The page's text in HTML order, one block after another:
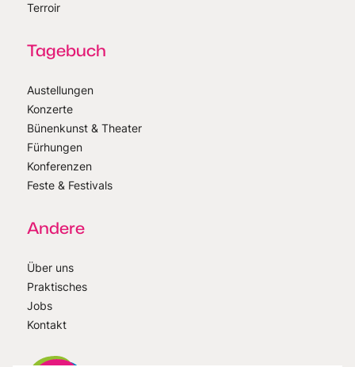
Terroir
Tagebuch
Austellungen
Konzerte
Bünenkunst & Theater
Fürhungen
Konferenzen
Feste & Festivals
Andere
Über uns
Praktisches
Jobs
Kontakt